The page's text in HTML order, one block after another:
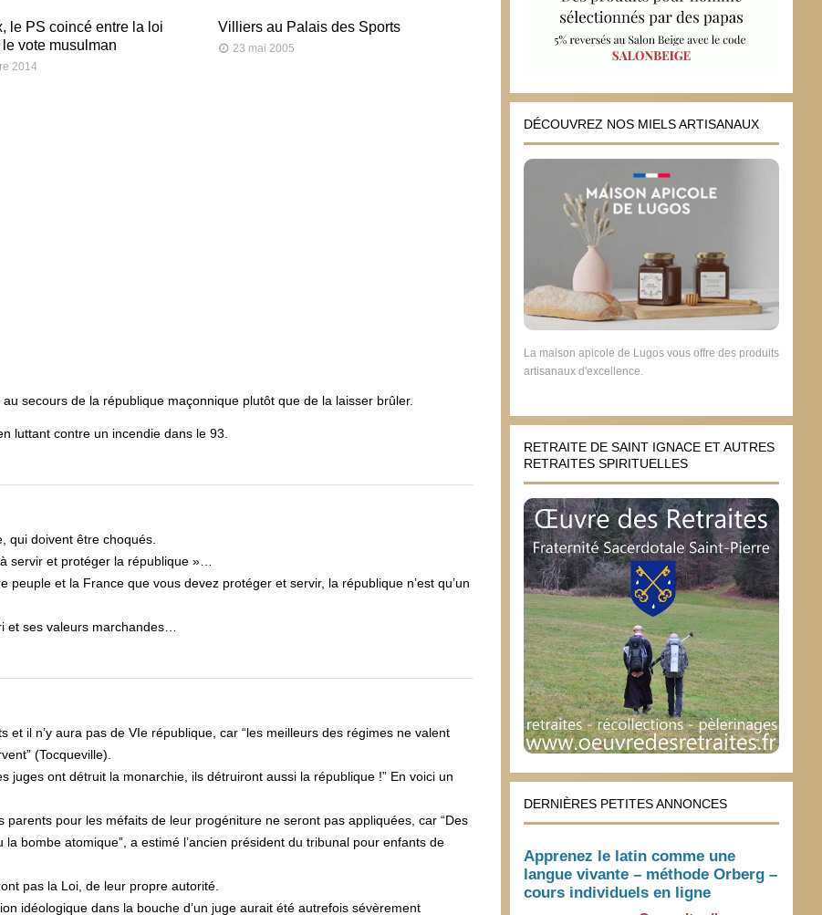
le PS coincé entre la loi
vote musulman
2014
Villiers au Palais des Sports
23 mai 2005
Philippe de Villiers, satisfait de son
travail en Vendée
secours de la république maçonnique plutôt que de la laisser brûler.
luttant contre un incendie dans le 93.
qui doivent être choqués.
servir et protéger la république »…
peuple et la France que vous devez protéger et servir, la république n’est qu’un
et ses valeurs marchandes…
et il n’y aura pas de VIe république, car “les meilleurs des régimes ne valent
(Tocqueville).
juges ont détruit la monarchie, ils détruiront aussi la république !” En voici un
parents pour les méfaits de leur progéniture ne seront pas appliquées, car “Des
la bombe atomique”, a estimé l’ancien président du tribunal pour enfants de
pas la Loi, de leur propre autorité.
idéologique dans la bouche d’un juge aurait été autrefois sévèrement
DÉCOUVREZ NOS MIELS ARTISANAUX
La maison apicole de Lugos vous offre des produits
artisanaux d'excellence.
RETRAITE DE SAINT IGNACE ET AUTRES
RETRAITES SPIRITUELLES
DERNIÈRES PETITES ANNONCES
Apprenez le latin comme une
langue vivante – méthode Orberg –
cours individuels en ligne